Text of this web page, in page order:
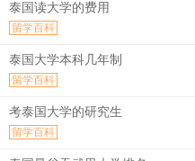
泰国读大学的费用
留学百科
泰国大学本科几年制
留学百科
考泰国大学的研究生
留学百科